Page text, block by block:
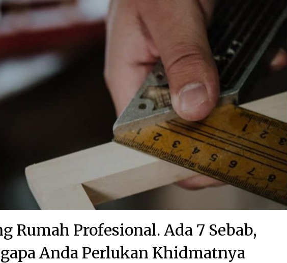
Rumah Profesional. Ada 7 Sebab,
Anda Perlukan Khidmatnya